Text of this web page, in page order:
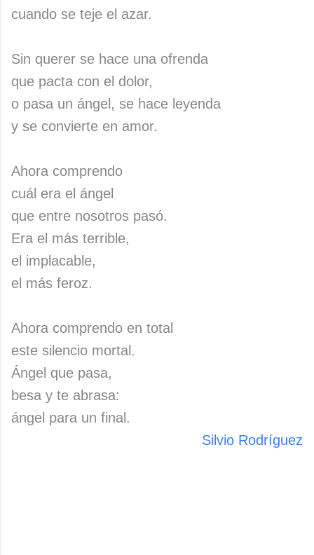
cuando se teje el azar.
Sin querer se hace una ofrenda
que pacta con el dolor,
o pasa un ángel, se hace leyenda
y se convierte en amor.
Ahora comprendo
cuál era el ángel
que entre nosotros pasó.
Era el más terrible,
el implacable,
el más feroz.
Ahora comprendo en total
este silencio mortal.
Ángel que pasa,
besa y te abrasa:
ángel para un final.
Silvio Rodríguez